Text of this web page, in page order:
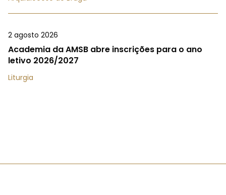
2 agosto 2026
Academia da AMSB abre inscrições para o ano
letivo 2026/2027
Liturgia